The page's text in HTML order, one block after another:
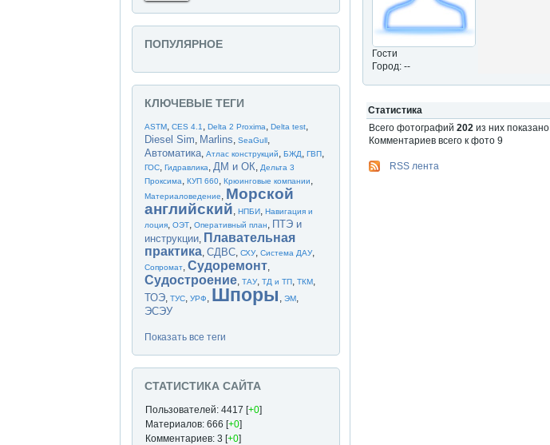
Гости
Город: --
Статистика
Всего фотографий 202 из них показано
Комментариев всего к фото 9
RSS лента
ПОПУЛЯРНОЕ
КЛЮЧЕВЫЕ ТЕГИ
ASTM, CES 4.1 , Delta 2 Proxima, Delta test,
Diesel Sim, Marlins, SeaGull,
Автоматика, Атлас конструкций, БЖД, ГВП,
ГОС, Гидравлика, ДМ и ОК, Дельта 3
Проксима, КУП 660, Крюинговые компании,
Материаловедение, Морской
английский, НПБИ, Навигация и
лоция, ОЭТ, Оперативный план, ПТЭ и
инструкции, Плавательная
практика, СДВС, СХУ, Система ДАУ,
Сопромат, Судоремонт,
Судостроение, ТАУ, ТД и ТП, ТКМ,
ТОЭ, ТУС, УРФ, Шпоры , ЭМ,
ЭСЭУ
Показать все теги
СТАТИСТИКА САЙТА
Пользователей: 4417 [+0]
Материалов: 666 [+0]
Комментариев: 3 [+0]